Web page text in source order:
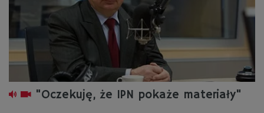
"Oczekuję, że IPN pokaże materiały"